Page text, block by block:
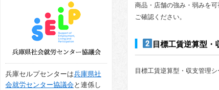
商品・店舗の強み・弱みを
ご確認ください。
目標工賃逆算型・
目標工賃逆算型・収支管理
兵庫セルプセンターは兵庫県社
会就労センター協議会と連係し